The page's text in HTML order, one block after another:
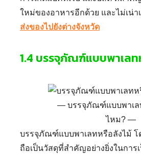
ใหม่ของอาหารอีกด้วย และไม่เน่า
ส่งของไปยังต่างจังหวัด
1.4 บรรจุภัณฑ์แบบพาเลท
บรรจุภัณฑ์แบบพาเล
ไหม?
บรรจุภัณฑ์แบบพาเลทหรือลังไม้ โ
ถือเป็นวัสดุที่สำคัญอย่างยิ่งในการ